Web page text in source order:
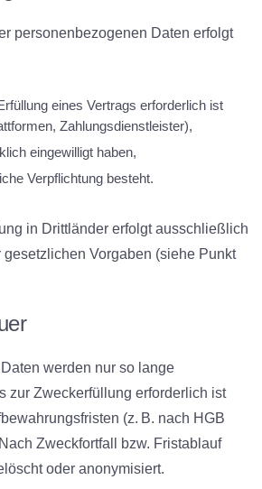
personenbezogenen Daten erfolgt
eines Vertrags erforderlich ist
Zahlungsdienstleister),
eingewilligt haben,
Verpflichtung besteht.
in Drittländer erfolgt ausschließlich
Vorgaben (siehe Punkt
werden nur so lange
zur Zweckerfüllung erforderlich ist
(z. B. nach HGB
Zweckfortfall bzw. Fristablauf
oder anonymisiert.